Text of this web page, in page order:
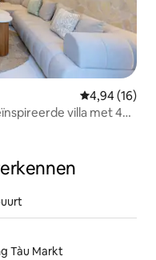
Gemiddelde
4,94 (16)
villa met 4
Tàu Markt